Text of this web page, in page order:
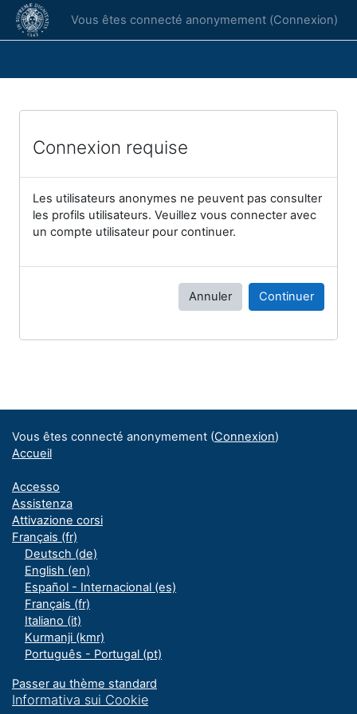
Passer au contenu principal
Vous êtes connecté anonymement (Connexion)
Connexion requise
Les utilisateurs anonymes ne peuvent pas consulter
les profils utilisateurs. Veuillez vous connecter avec
un compte utilisateur pour continuer.
Annuler Continuer
Vous êtes connecté anonymement (Connexion)
Accueil
Accesso
Assistenza
Attivazione corsi
Français ‎(fr)‎
Deutsch ‎(de)‎
English ‎(en)‎
Español - Internacional ‎(es)‎
Français ‎(fr)‎
Italiano ‎(it)‎
Kurmanji ‎(kmr)‎
Português - Portugal ‎(pt)‎
Passer au thème standard
Informativa sui Cookie